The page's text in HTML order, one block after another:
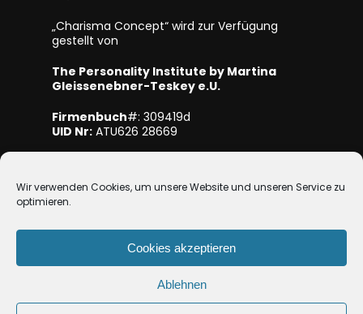
Wir verwenden Cookies, um unsere Website und unseren Service zu
optimieren.
Cookies akzeptieren
Ablehnen
„Charisma Concept“ wird zur Verfügung
gestellt von
The Personality Institute by Martina
Gleissenebner-Teskey e.U.
Firmenbuch#: 309419d
UID Nr: ATU626 28669
© 2026 Charisma-Concept.